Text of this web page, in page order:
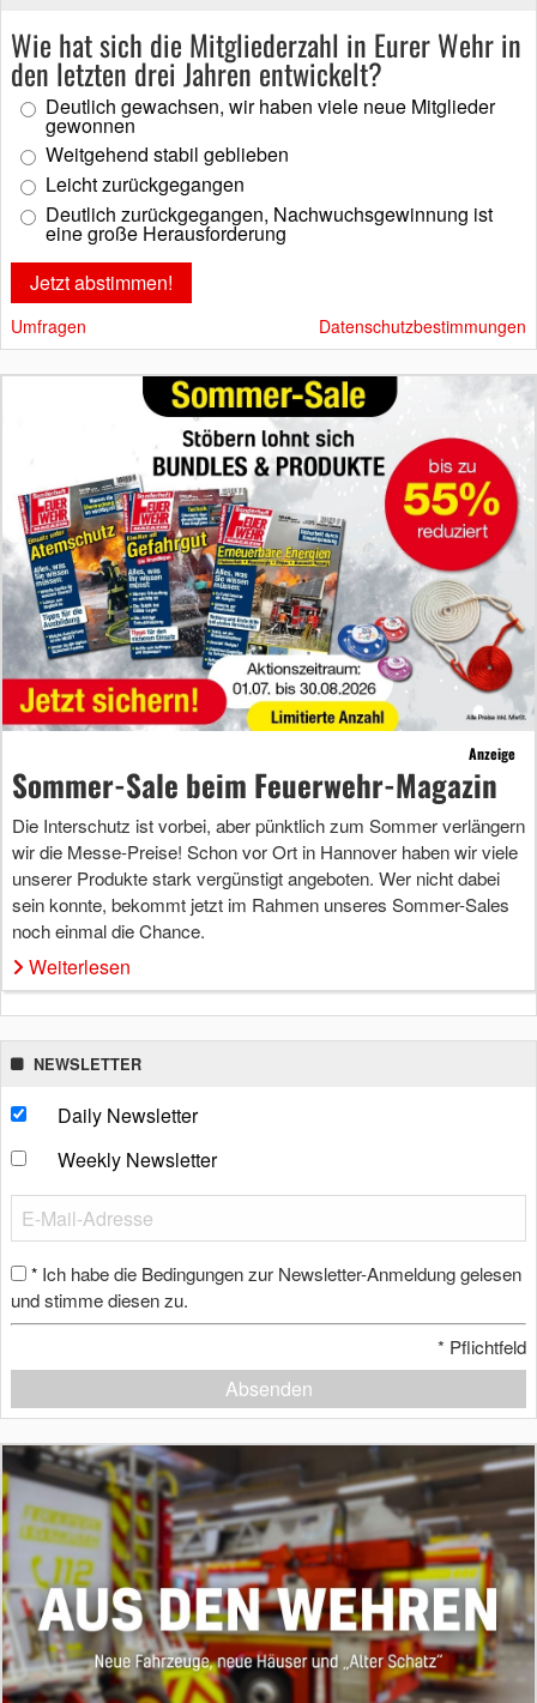
Wie hat sich die Mitgliederzahl in Eurer Wehr in
den letzten drei Jahren entwickelt?
Deutlich gewachsen, wir haben viele neue Mitglieder
gewonnen
Weitgehend stabil geblieben
Leicht zurückgegangen
Deutlich zurückgegangen, Nachwuchsgewinnung ist
eine große Herausforderung
Umfragen Datenschutzbestimmungen
Anzeige
Sommer-Sale beim Feuerwehr-Magazin
Die Interschutz ist vorbei, aber pünktlich zum Sommer verlängern
wir die Messe-Preise! Schon vor Ort in Hannover haben wir viele
unserer Produkte stark vergünstigt angeboten. Wer nicht dabei
sein konnte, bekommt jetzt im Rahmen unseres Sommer-Sales
noch einmal die Chance.
Weiterlesen
NEWSLETTER
Daily Newsletter
Weekly Newsletter
* Ich habe die Bedingungen zur Newsletter-Anmeldung gelesen
und stimme diesen zu.
* Pflichtfeld
Absenden